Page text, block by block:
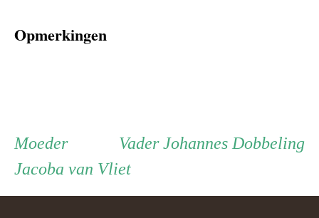
Opmerkingen
Persoon
ouder
VaderVader
Johannes Dobbeling
MoederMoeder
Jacoba van Vliet